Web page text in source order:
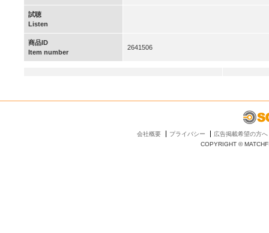
試聴
Listen
商品ID
Item number
2641506
会社概要 プライバシー
広告掲載希望の方へ
COPYRIGHT ©